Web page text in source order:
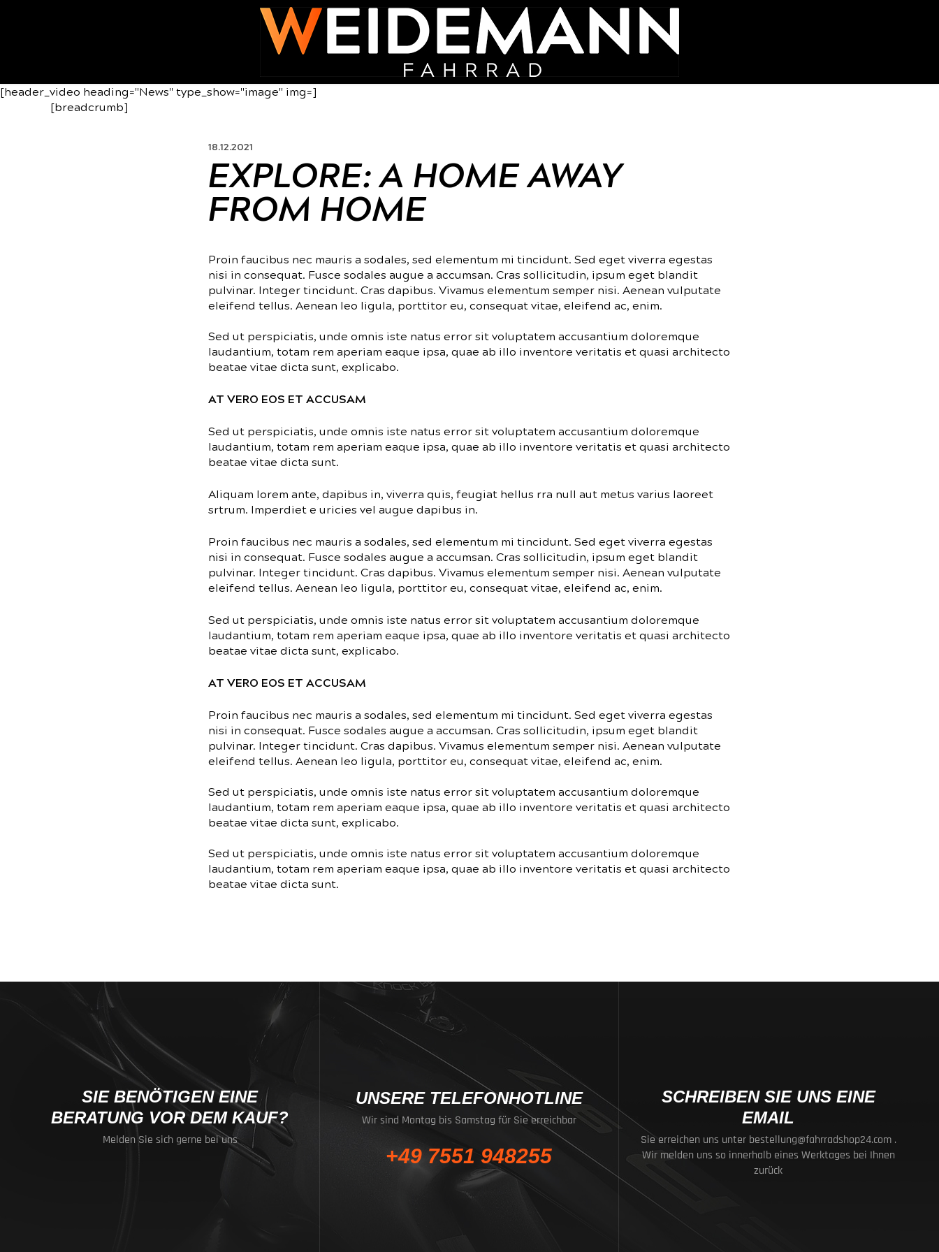
[header_video heading="News" type_show="image" img=]
[breadcrumb]
18.12.2021
EXPLORE: A HOME AWAY
FROM HOME
Proin faucibus nec mauris a sodales, sed elementum mi tincidunt. Sed eget viverra egestas
nisi in consequat. Fusce sodales augue a accumsan. Cras sollicitudin, ipsum eget blandit
pulvinar. Integer tincidunt. Cras dapibus. Vivamus elementum semper nisi. Aenean vulputate
eleifend tellus. Aenean leo ligula, porttitor eu, consequat vitae, eleifend ac, enim.
Sed ut perspiciatis, unde omnis iste natus error sit voluptatem accusantium doloremque
laudantium, totam rem aperiam eaque ipsa, quae ab illo inventore veritatis et quasi architecto
beatae vitae dicta sunt, explicabo.
AT VERO EOS ET ACCUSAM
Sed ut perspiciatis, unde omnis iste natus error sit voluptatem accusantium doloremque
laudantium, totam rem aperiam eaque ipsa, quae ab illo inventore veritatis et quasi architecto
beatae vitae dicta sunt.
Aliquam lorem ante, dapibus in, viverra quis, feugiat hellus rra null aut metus varius laoreet
srtrum. Imperdiet e uricies vel augue dapibus in.
Proin faucibus nec mauris a sodales, sed elementum mi tincidunt. Sed eget viverra egestas
nisi in consequat. Fusce sodales augue a accumsan. Cras sollicitudin, ipsum eget blandit
pulvinar. Integer tincidunt. Cras dapibus. Vivamus elementum semper nisi. Aenean vulputate
eleifend tellus. Aenean leo ligula, porttitor eu, consequat vitae, eleifend ac, enim.
Sed ut perspiciatis, unde omnis iste natus error sit voluptatem accusantium doloremque
laudantium, totam rem aperiam eaque ipsa, quae ab illo inventore veritatis et quasi architecto
beatae vitae dicta sunt, explicabo.
AT VERO EOS ET ACCUSAM
Proin faucibus nec mauris a sodales, sed elementum mi tincidunt. Sed eget viverra egestas
nisi in consequat. Fusce sodales augue a accumsan. Cras sollicitudin, ipsum eget blandit
pulvinar. Integer tincidunt. Cras dapibus. Vivamus elementum semper nisi. Aenean vulputate
eleifend tellus. Aenean leo ligula, porttitor eu, consequat vitae, eleifend ac, enim.
Sed ut perspiciatis, unde omnis iste natus error sit voluptatem accusantium doloremque
laudantium, totam rem aperiam eaque ipsa, quae ab illo inventore veritatis et quasi architecto
beatae vitae dicta sunt, explicabo.
Sed ut perspiciatis, unde omnis iste natus error sit voluptatem accusantium doloremque
laudantium, totam rem aperiam eaque ipsa, quae ab illo inventore veritatis et quasi architecto
beatae vitae dicta sunt.
SIE BENÖTIGEN EINE
BERATUNG VOR DEM KAUF?
Melden Sie sich gerne bei uns
UNSERE TELEFONHOTLINE
Wir sind Montag bis Samstag für Sie erreichbar
+49 7551 948255
SCHREIBEN SIE UNS EINE
EMAIL
Sie erreichen uns unter bestellung@fahrradshop24.com.
Wir melden uns so innerhalb eines Werktages bei Ihnen
zurück